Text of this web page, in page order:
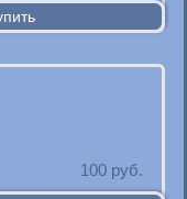
100 руб.